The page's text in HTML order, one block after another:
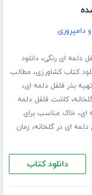
دامپروری
دلمه ای رنگی،دانلود
کتاب کشاورزی، مطالب
تهیه بذر فلفل دلمه ای،
،کاشت فلفل دلمه
ای، خاک مناسب برای
ای در گلخانه، زمان
دانلود کتاب